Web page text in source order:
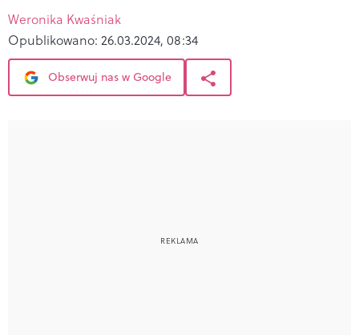
Weronika Kwaśniak
Opublikowano: 26.03.2024, 08:34
Obserwuj nas w Google